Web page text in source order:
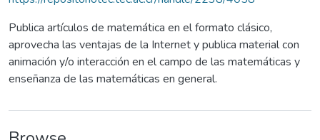
Publica artículos de matemática en el formato clásico,
aprovecha las ventajas de la Internet y publica material con
animación y/o interacción en el campo de las matemáticas y
enseñanza de las matemáticas en general.